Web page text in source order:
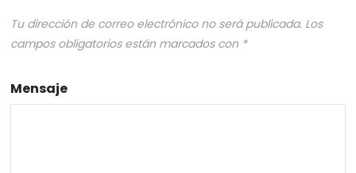
Tu dirección de correo electrónico no será publicada. Los
campos obligatorios están marcados con *
Mensaje